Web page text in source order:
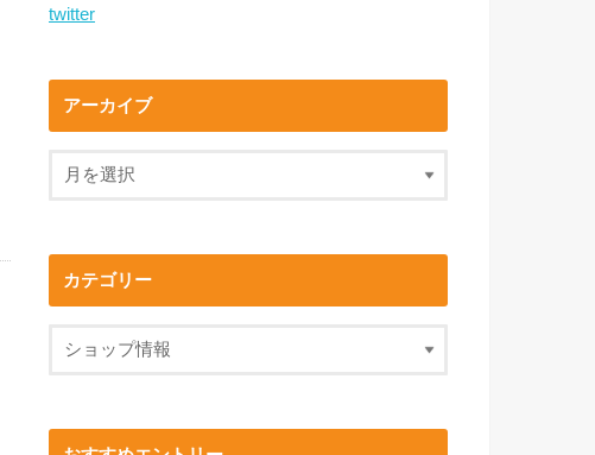
twitter
アーカイブ
カテゴリー